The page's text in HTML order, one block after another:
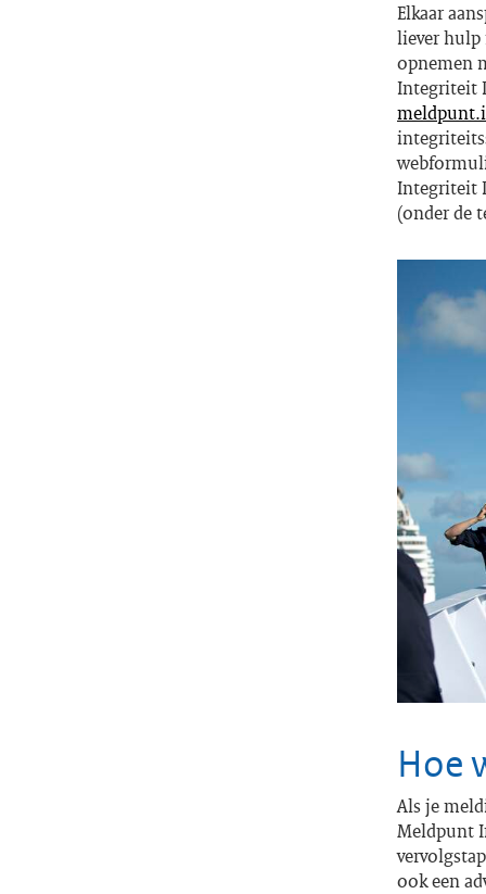
Elkaar
liever hulp
opnemen
Integriteit
Integriteit
(onder de
Hoe
Als je
Meldpunt
ook een